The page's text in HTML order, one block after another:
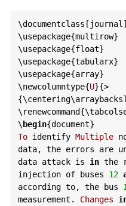
   \
hline
\ end{tabular}}
  \
end{table}
  \
end{document }
\documentclass [ journal
\usepackage{multirow}
\usepackage{float}
\usepackage{tabularx}
\usepackage{array}
\newcolumntype{U}{>
{\centering\
\ renewcommand{\
\ begin{document
To identify Multiple
data, the errors are
data attack is in the
injection of buses 12
according to, the bus
measurement . Changes